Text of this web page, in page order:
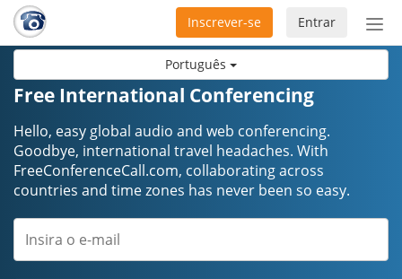
Português
Entrar
Inscrever-se
Free International Conferencing
Hello, easy global audio and web conferencing.
Goodbye, international travel headaches. ​​​​​​​With
FreeConferenceCall.com, collaborating across
countries and time zones has never been so easy.